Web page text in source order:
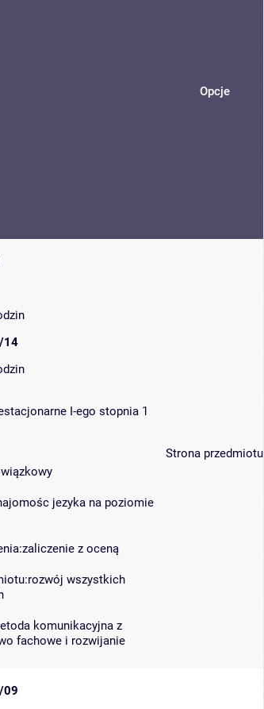
Opcje
14
I-ego stopnia 1
jezyka na poziomie
z oceną
wszystkich
komunikacyjna z
fachowe i rozwijanie
Strona przedmiotu
09